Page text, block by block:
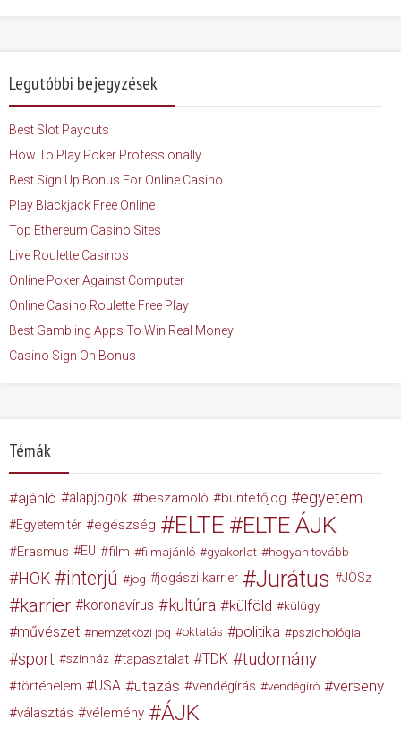
Legutóbbi bejegyzések
Best Slot Payouts
How To Play Poker Professionally
Best Sign Up Bonus For Online Casino
Play Blackjack Free Online
Top Ethereum Casino Sites
Live Roulette Casinos
Online Poker Against Computer
Online Casino Roulette Free Play
Best Gambling Apps To Win Real Money
Casino Sign On Bonus
Témák
ajánló alapjogok beszámoló büntetőjog egyetem
Egyetem tér egészség ELTE ELTE ÁJK
Erasmus EU film filmajánló gyakorlat hogyan tovább
HÖK interjú jog jogászi karrier Jurátus JÖSz
karrier koronavírus kultúra külföld külügy
művészet nemzetközi jog oktatás politika pszichológia
sport színház tapasztalat TDK tudomány
történelem USA utazás vendégírás vendégíró verseny
választás vélemény ÁJK